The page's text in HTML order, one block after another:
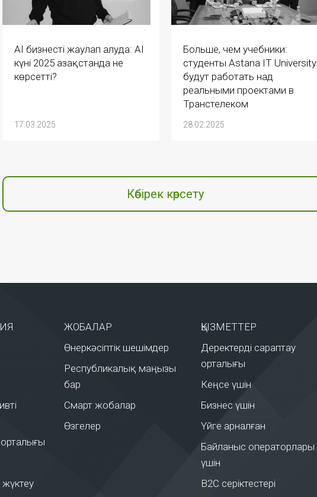
AI бизнесті жаулап алуда: AI
күні 2025 Қазақстанда не
көрсетті?
17.03.2025
Больше, чем учебники:
студенты Astana IT University
будут работать над
реальными проектами в
Транстелеком
28.02.2025
Көбірек көрсету
жүктеу
ЖОБАЛАР
Өнеркәсіптік шешімдер
Республикалық маңызы
бар
Смарт жобалар
Өзгелер
ҚЫЗМЕТТЕР
Деректерді сараптау
орталығы
Кеңсе үшін
Бизнес үшін
Үйге арналған
Байланыс операторлары
үшін
B2C серіктестері